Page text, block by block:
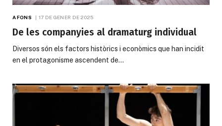
A FONS 17 DE GENER DE 2025
De les companyies al dramaturg individual
Diversos són els factors històrics i econòmics que han incidit
en el protagonisme ascendent de…